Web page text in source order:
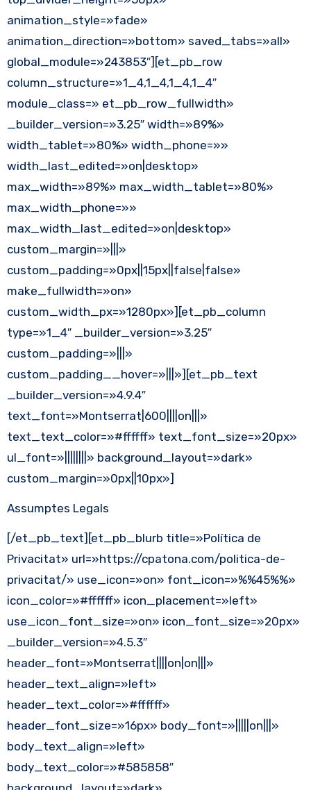
animation_style=»fade»
animation_direction=»bottom» saved_tabs=»all»
global_module=»243853″][et_pb_row
column_structure=»1_4,1_4,1_4,1_4″
module_class=» et_pb_row_fullwidth»
_builder_version=»3.25″ width=»89%»
width_tablet=»80%» width_phone=»»
width_last_edited=»on|desktop»
max_width=»89%» max_width_tablet=»80%»
max_width_phone=»»
max_width_last_edited=»on|desktop»
custom_margin=»|||»
custom_padding=»0px||15px||false|false»
make_fullwidth=»on»
custom_width_px=»1280px»][et_pb_column
type=»1_4″ _builder_version=»3.25″
custom_padding=»|||»
custom_padding__hover=»|||»][et_pb_text
_builder_version=»4.9.4″
text_font=»Montserrat|600||||on|||»
text_text_color=»#ffffff» text_font_size=»20px»
ul_font=»||||||||» background_layout=»dark»
custom_margin=»0px||10px»]
Assumptes Legals
[/et_pb_text][et_pb_blurb title=»Política de
Privacitat» url=»https://cpatona.com/politica-de-
privacitat/» use_icon=»on» font_icon=»%%45%%»
icon_color=»#ffffff» icon_placement=»left»
use_icon_font_size=»on» icon_font_size=»20px»
_builder_version=»4.5.3″
header_font=»Montserrat||||on|on|||»
header_text_align=»left»
header_text_color=»#ffffff»
header_font_size=»16px» body_font=»|||||on|||»
body_text_align=»left»
body_text_color=»#585858″